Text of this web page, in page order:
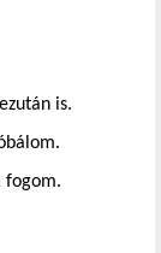
is.
fogom.